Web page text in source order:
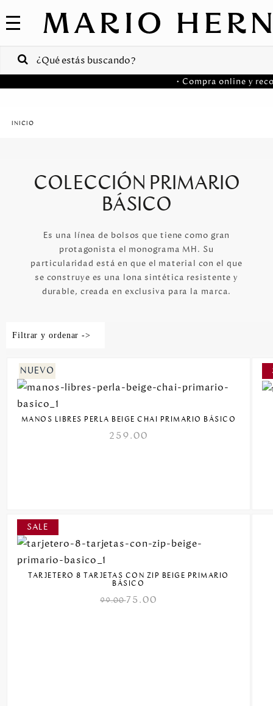
COLECCIONES
VENTAS
Costa
Venezuela
• Compra online y
COLECCIÓN PRIMARIO
BÁSICO
Es una línea de bolsos que tiene como gran
protagonista el monograma MH. Su
particularidad está en que el material con el que
se construye es una lona sintética resistente y
durable, creada en exclusiva para la marca.
Filtrar y ordenar ->
MANOS LIBRES PERLA BEIGE CHAI PRIMARIO BÁSICO
259.00
TARJETERO 8 TARJETAS CON ZIP BEIGE PRIMARIO
BÁSICO
99.0075.00